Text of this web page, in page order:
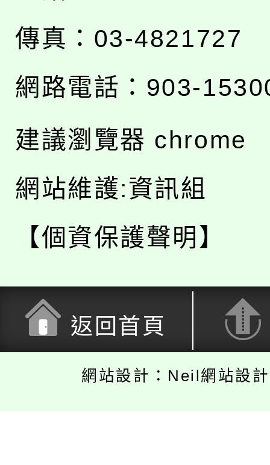
傳真：03-4821727
網路電話：903-
建議瀏覽器 chrome
網站維護:資訊組
【個資保護聲明】
返回首頁
網站設計：Neil網站設